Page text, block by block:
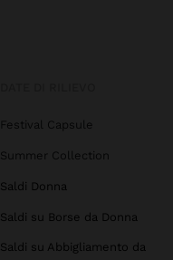
Festival Capsule
Summer Collection
Saldi Donna
Saldi su Borse da Donna
Saldi su Abbigliamento da